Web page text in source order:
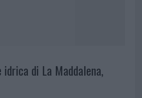
di La Maddalena,